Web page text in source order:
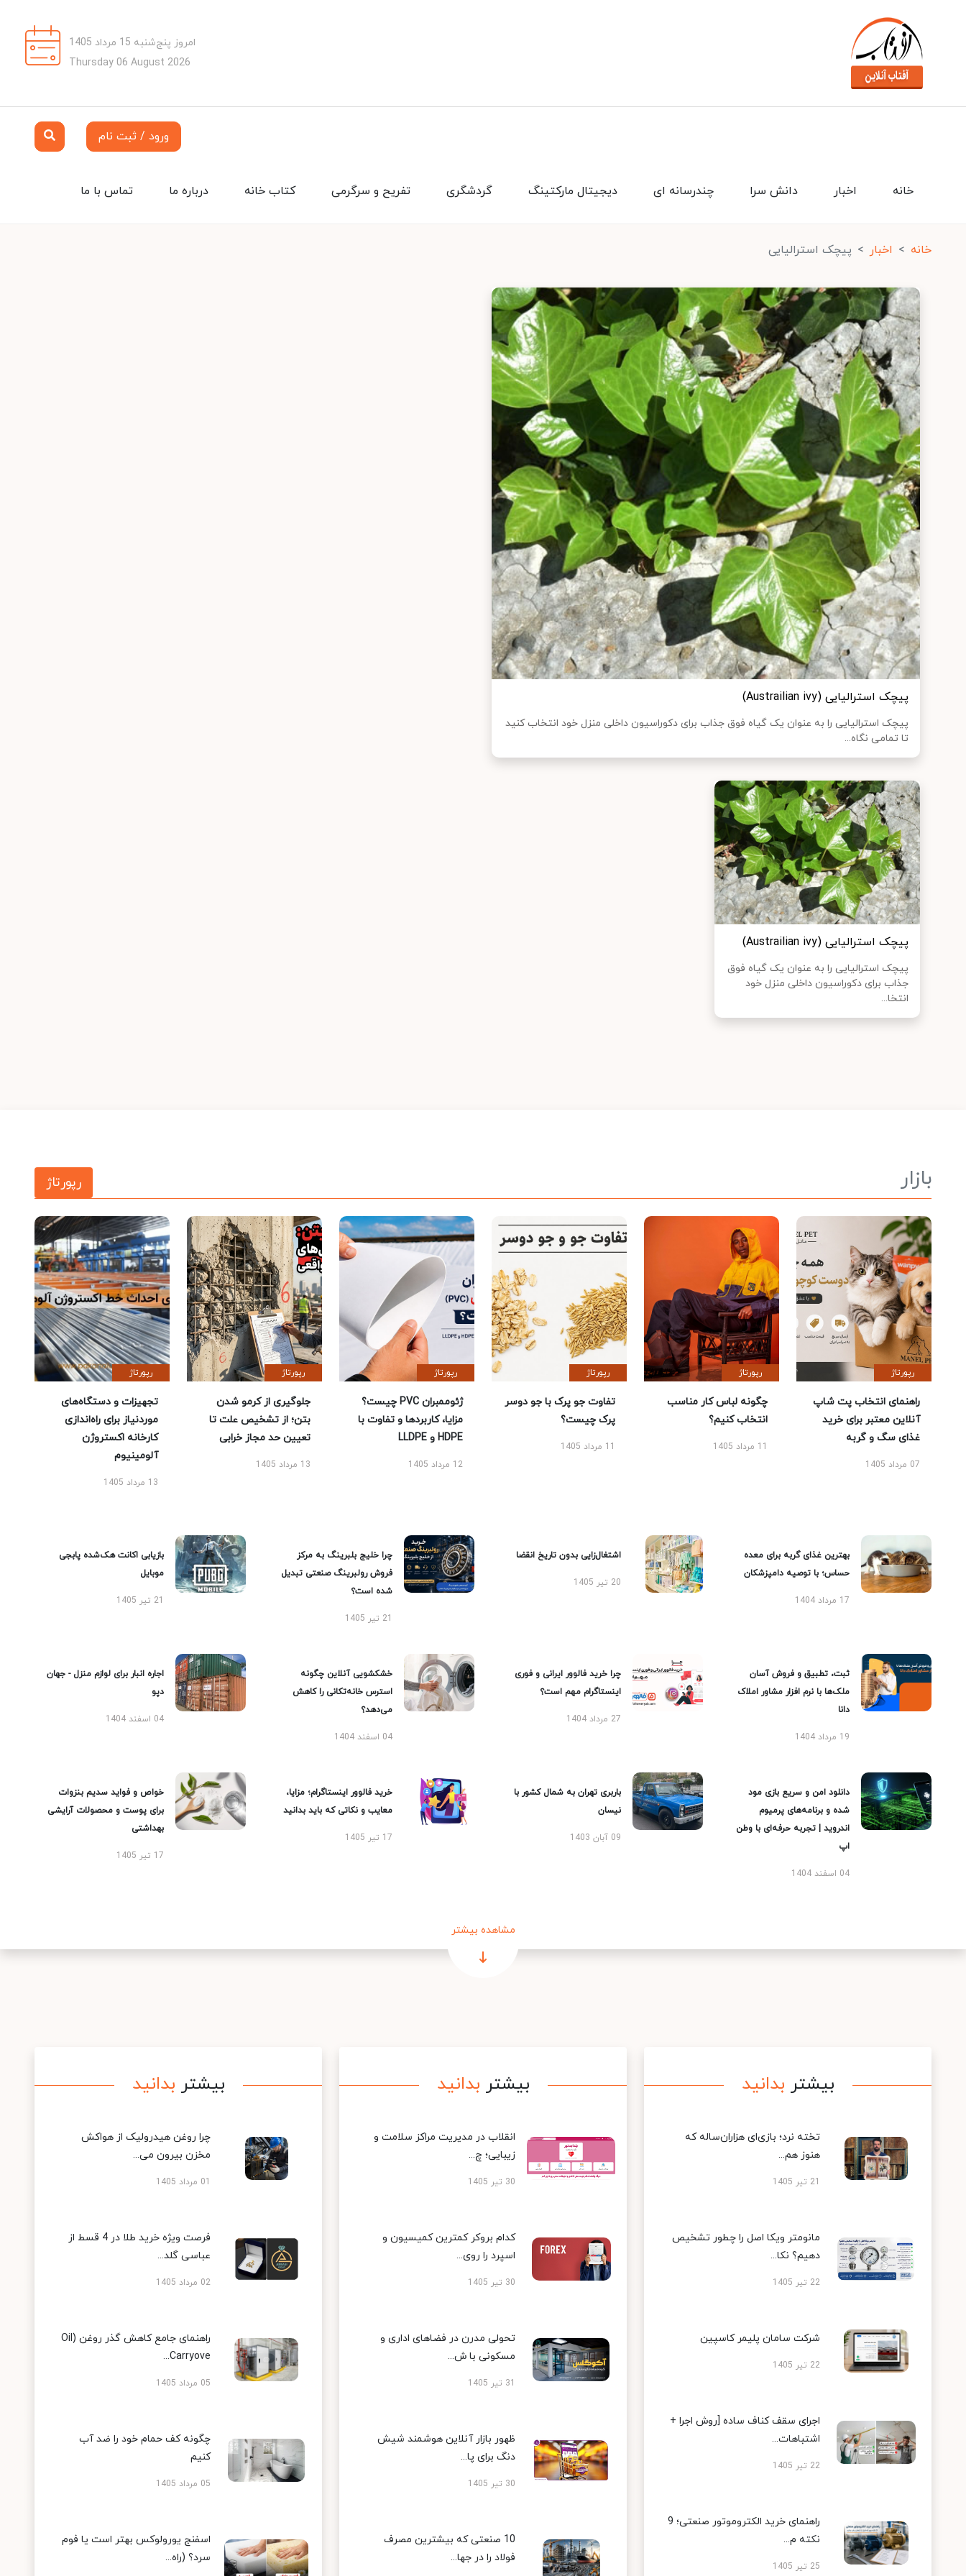
امروز پنج‌شنبه 15 مرداد 1405
Thursday 06 August 2026
ورود / ثبت نام
تماس با ما درباره ما کتاب خانه تفریح و سرگرمی گردشگری دیجیتال مارکتینگ چندرسانه ای دانش سرا اخبار خانه
خانه اخبار پیچک استرالیایی
پیچک استرالیایی (Austrailian ivy)
پیچک استرالیایی را به عنوان یک گیاه فوق جذاب برای دکوراسیون داخلی منزل خود انتخاب کنید
تا تمامی نگاه...
پیچک استرالیایی (Austrailian ivy)
پیچک استرالیایی را به عنوان یک گیاه فوق
جذاب برای دکوراسیون داخلی منزل خود
انتخا...
بازار رپورتاژ
رپورتاژ
راهنمای انتخاب پت شاپ
آنلاین معتبر برای خرید
غذای سگ و گربه
07 مرداد 1405
رپورتاژ
چگونه لباس کار مناسب
انتخاب کنیم؟
11 مرداد 1405
رپورتاژ
تفاوت جو پرک با جو دوسر
پرک چیست؟
11 مرداد 1405
رپورتاژ
ژئوممبران PVC چیست؟
مزایا، کاربردها و تفاوت با
HDPE و LLDPE
12 مرداد 1405
رپورتاژ
جلوگیری از کرمو شدن
بتن؛ از تشخیص علت تا
تعیین حد مجاز خرابی
13 مرداد 1405
رپورتاژ
تجهیزات و دستگاه‌های
موردنیاز برای راه‌اندازی
کارخانه اکستروژن
آلومینیوم
13 مرداد 1405
بهترین غذای گربه برای معده
حساس؛ با توصیه دامپزشکان
17 مرداد 1404
اشتغال‌زایی بدون تاریخ انقضا
20 تیر 1405
چرا خلیج بلبرینگ به مرکز
فروش رولبرینگ صنعتی تبدیل
شده است؟
21 تیر 1405
بازیابی اکانت هک‌شده پابجی
موبایل
21 تیر 1405
ثبت، تطبیق و فروش آسان
ملک‌ها با نرم افزار مشاور املاک
دانا
19 مرداد 1404
چرا خرید فالوور ایرانی و فوری
اینستاگرام مهم است؟
27 مرداد 1404
خشکشویی آنلاین چگونه
استرس خانه‌تکانی را کاهش
می‌دهد؟
04 اسفند 1404
اجاره انبار برای لوازم منزل - جهان
دپو
04 اسفند 1404
دانلود امن و سریع بازی مود
شده و برنامه‌های پرمیوم
اندروید | تجربه حرفه‌ای با وطن
اپ
04 اسفند 1404
باربری تهران به شمال کشور با
نیسان
09 آبان 1403
خرید فالوور اینستاگرام؛ مزایا،
معایب و نکاتی که باید بدانید
17 تیر 1405
خواص و فواید سدیم بنزوات
برای پوست و محصولات آرایشی
بهداشتی
17 تیر 1405
مشاهده بیشتر
بیشتر بدانید
تخته نرد؛ بازی‌ای هزاران‌ساله که
هنوز هم...
21 تیر 1405
مانومتر ویکا اصل را چطور تشخیص
دهیم؟ نکا...
22 تیر 1405
شرکت سامان پلیمر کاسپین
22 تیر 1405
اجرای سقف کناف ساده [روش اجرا +
اشتباهات...
22 تیر 1405
راهنمای خرید الکتروموتور صنعتی؛ 9
نکته م...
25 تیر 1405
بیشتر بدانید
انقلاب در مدیریت مراکز سلامت و
زیبایی؛ چ...
30 تیر 1405
کدام بروکر کمترین کمیسیون و
اسپرد را روی...
30 تیر 1405
تحولی مدرن در فضاهای اداری و
مسکونی با ش...
31 تیر 1405
ظهور بازار آنلاین هوشمند شیش
دنگ برای پا...
30 تیر 1405
10 صنعتی که بیشترین مصرف
فولاد را در جها...
بیشتر بدانید
چرا روغن هیدرولیک از هواکش
مخزن بیرون می...
01 مرداد 1405
فرصت ویژه خرید طلا در 4 قسط از
عباسی گلد...
02 مرداد 1405
راهنمای جامع کاهش گذر روغن (Oil
Carryove...
05 مرداد 1405
چگونه کف حمام خود را ضد آب
کنیم
05 مرداد 1405
اسفنج یورولوکس بهتر است یا فوم
سرد؟ (راه...